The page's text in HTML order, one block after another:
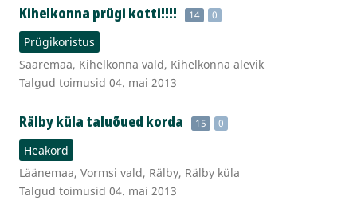
Kihelkonna prügi kotti!!!! 14 0
Prügikoristus
Saaremaa, Kihelkonna vald, Kihelkonna alevik
Talgud toimusid 04. mai 2013
Rälby küla taluõued korda 15 0
Heakord
Läänemaa, Vormsi vald, Rälby, Rälby küla
Talgud toimusid 04. mai 2013